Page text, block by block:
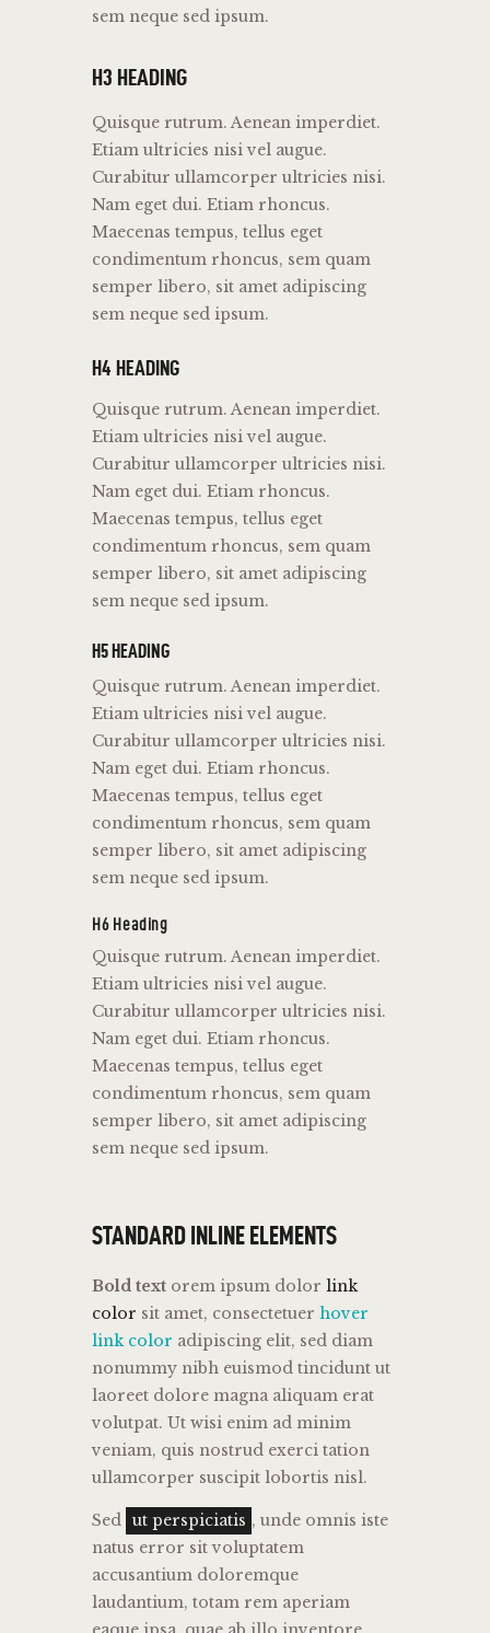
sem neque sed ipsum.
H3 HEADING
Quisque rutrum. Aenean imperdiet.
Etiam ultricies nisi vel augue.
Curabitur ullamcorper ultricies nisi.
Nam eget dui. Etiam rhoncus.
Maecenas tempus, tellus eget
condimentum rhoncus, sem quam
semper libero, sit amet adipiscing
sem neque sed ipsum.
H4 HEADING
Quisque rutrum. Aenean imperdiet.
Etiam ultricies nisi vel augue.
Curabitur ullamcorper ultricies nisi.
Nam eget dui. Etiam rhoncus.
Maecenas tempus, tellus eget
condimentum rhoncus, sem quam
semper libero, sit amet adipiscing
sem neque sed ipsum.
H5 HEADING
Quisque rutrum. Aenean imperdiet.
Etiam ultricies nisi vel augue.
Curabitur ullamcorper ultricies nisi.
Nam eget dui. Etiam rhoncus.
Maecenas tempus, tellus eget
condimentum rhoncus, sem quam
semper libero, sit amet adipiscing
sem neque sed ipsum.
H6 Heading
Quisque rutrum. Aenean imperdiet.
Etiam ultricies nisi vel augue.
Curabitur ullamcorper ultricies nisi.
Nam eget dui. Etiam rhoncus.
Maecenas tempus, tellus eget
condimentum rhoncus, sem quam
semper libero, sit amet adipiscing
sem neque sed ipsum.
STANDARD INLINE ELEMENTS
Bold text orem ipsum dolor link
color sit amet, consectetuer hover
link color adipiscing elit, sed diam
nonummy nibh euismod tincidunt ut
laoreet dolore magna aliquam erat
volutpat. Ut wisi enim ad minim
veniam, quis nostrud exerci tation
ullamcorper suscipit lobortis nisl.
Sed ut perspiciatis , unde omnis iste
natus error sit voluptatem
accusantium doloremque
laudantium, totam rem aperiam